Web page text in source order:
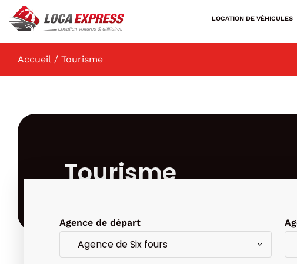
LOCATION DE VÉHICULES
Accueil / Tourisme
Tourisme